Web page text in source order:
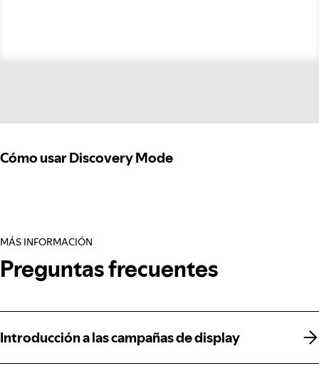
Cómo usar Discovery Mode
MÁS INFORMACIÓN
Preguntas frecuentes
Introducción a las campañas de display
Introducción a las campañas de display